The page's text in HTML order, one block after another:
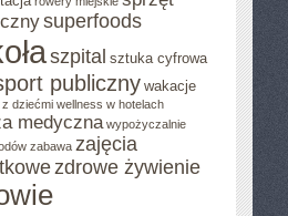
superfoods
szpital sztuka cyfrowa
publiczny wakacje
dziećmi wellness w hotelach
medyczna wypożyczalnie
zabawa zajęcia
zdrowe żywienie